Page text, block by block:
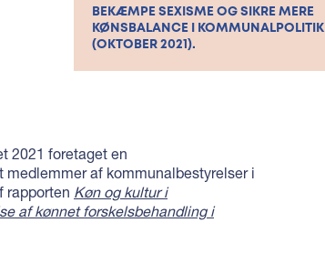
BEKÆMPE SEXISME OG SIKRE MERE
KØNSBALANCE I KOMMUNALPOLITIK
(OKTOBER 2021).
2021 foretaget en
af kommunalbestyrelser i
rapporten Køn og kultur i
af kønnet forskelsbehandling i